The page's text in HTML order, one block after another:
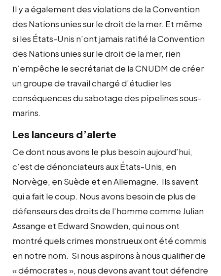
Il y a également des violations de la Convention
des Nations unies sur le droit de la mer. Et même
si les États-Unis n’ont jamais ratifié la Convention
des Nations unies sur le droit de la mer, rien
n’empêche le secrétariat de la CNUDM de créer
un groupe de travail chargé d’étudier les
conséquences du sabotage des pipelines sous-
marins.
Les lanceurs d’alerte
Ce dont nous avons le plus besoin aujourd’hui,
c’est de dénonciateurs aux États-Unis, en
Norvège, en Suède et en Allemagne. Ils savent
qui a fait le coup. Nous avons besoin de plus de
défenseurs des droits de l’homme comme Julian
Assange et Edward Snowden, qui nous ont
montré quels crimes monstrueux ont été commis
en notre nom. Si nous aspirons à nous qualifier de
« démocrates », nous devons avant tout défendre